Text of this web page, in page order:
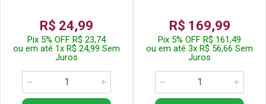
R$ 24,99
Pix 5% OFF R$ 23,74
ou em até 1x R$ 24,99 Sem
Juros
R$ 169,99
Pix 5% OFF R$ 161,49
ou em até 3x R$ 56,66 Sem
Juros